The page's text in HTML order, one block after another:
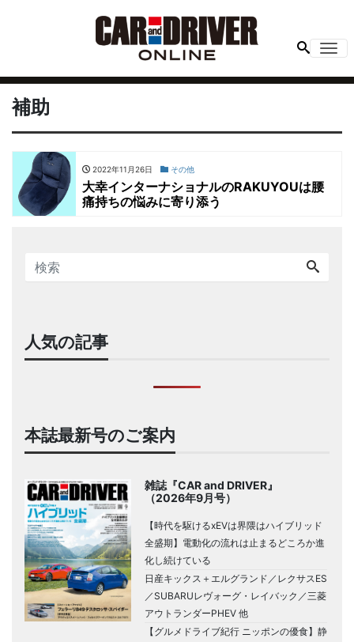
補助
2022年11月26日 その他
大幸インターナショナルのRAKUYOUは腰
痛持ちの悩みに寄り添う
人気の記事
本誌最新号のご案内
雑誌『CAR and DRIVER』
（2026年9月号）
【時代を駆けるxEVは界隈はハイブリッド
全盛期】電動化の流れは止まるどころか進
化し続けている
日産キックス＋エルグランド／レクサスES
／SUBARUレヴォーグ・レイバック／三菱
アウトランダーPHEV 他
【グルメドライブ紀行 ニッポンの優食】静